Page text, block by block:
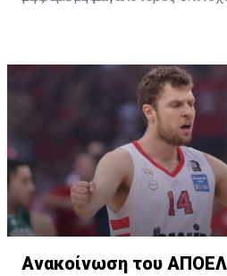
Ανακοίνωση του